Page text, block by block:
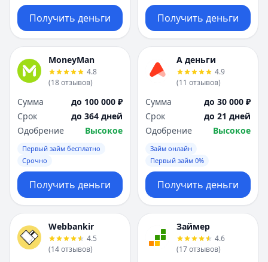
Получить деньги Получить деньги
MoneyMan
4.8
(18отзывов)
Сумма
до 100 000 ₽
Срок
до 364 дней
Одобрение
Высокое
Первый займ бесплатно
Срочно
Получить деньги
А деньги
4.9
(11 отзывов)
Сумма
до 30 000 ₽
Срок
до 21 дней
Одобрение
Высокое
Займ онлайн
Первый займ 0%
Получить деньги
Webbankir
4.5
(14отзывов)
Займер
4.6
(17отзывов)